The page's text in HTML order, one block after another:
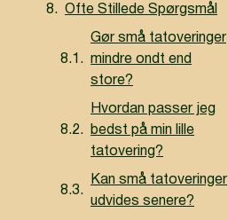
Ofte Stillede Spørgsmål
Gør små tatoveringer
mindre ondt end
store?
Hvordan passer jeg
bedst på min lille
tatovering?
Kan små tatoveringer
udvides senere?